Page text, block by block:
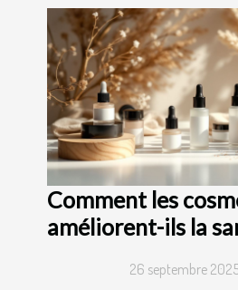
Comment les
améliorent-ils la
26 septembre